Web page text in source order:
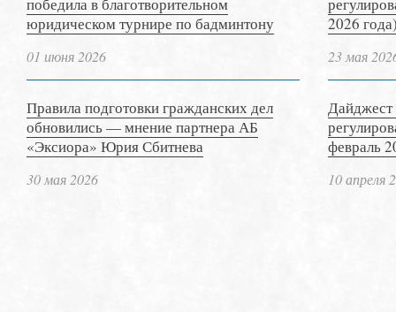
юридическом турнире по бадминтону
01 июня 2026
Правила подготовки гражданских дел
обновились — мнение партнера АБ
«Эксиора» Юрия Сбитнева
30 мая 2026
2026
23 мая
Дайджест
февраль
10 апреля